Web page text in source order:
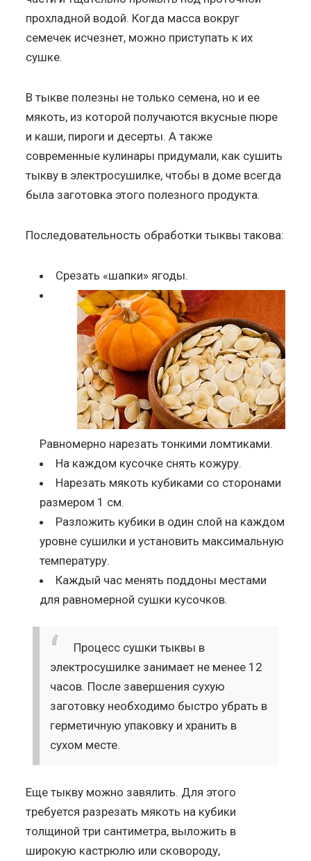
прохладной водой. Когда масса вокруг
семечек исчезнет, можно приступать к их
сушке.
В тыкве полезны не только семена, но и ее
мякоть, из которой получаются вкусные пюре
и каши, пироги и десерты. А также
современные кулинары придумали, как сушить
тыкву в электросушилке, чтобы в доме всегда
была заготовка этого полезного продукта.
Последовательность обработки тыквы такова:
Срезать «шапки» ягоды.
Равномерно нарезать тонкими ломтиками.
На каждом кусочке снять кожуру.
Нарезать мякоть кубиками со сторонами
размером 1 см.
Разложить кубики в один слой на каждом
уровне сушилки и установить максимальную
температуру.
Каждый час менять поддоны местами
для равномерной сушки кусочков.
Процесс сушки тыквы в
электросушилке занимает не менее 12
часов. После завершения сухую
заготовку необходимо быстро убрать в
герметичную упаковку и хранить в
сухом месте.
Еще тыкву можно завялить. Для этого
требуется разрезать мякоть на кубики
толщиной три сантиметра, выложить в
широкую кастрюлю или сковороду,